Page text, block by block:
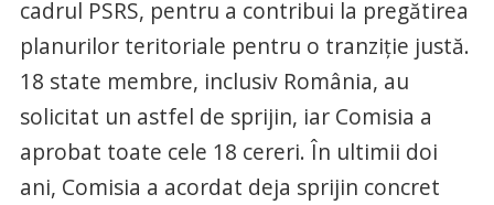
cadrul PSRS, pentru a contribui la pregătirea
planurilor teritoriale pentru o tranziţie justă.
18 state membre, inclusiv România, au
solicitat un astfel de sprijin, iar Comisia a
aprobat toate cele 18 cereri. În ultimii doi
ani, Comisia a acordat deja sprijin concret